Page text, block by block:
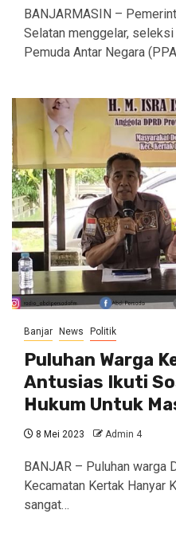
BANJARMASIN –
Selatan menggelar,
Pemuda Antar Negara
Banjar News Politik
Puluhan Warga
Antusias Ikuti
Hukum Untuk
8 Mei 2023 Admin 4
BANJAR – Puluhan warga
Kecamatan Kertak Hanyar
sangat…